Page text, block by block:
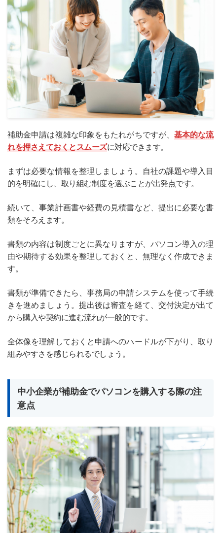
補助金申請は複雑な印象をもたれがちですが、基本的な流
れを押さえておくとスムーズに対応できます。
まずは必要な情報を整理しましょう。自社の課題や導入目
的を明確にし、取り組む制度を選ぶことが出発点です。
続いて、事業計画書や経費の見積書など、提出に必要な書
類をそろえます。
書類の内容は制度ごとに異なりますが、パソコン導入の理
由や期待する効果を整理しておくと、無理なく作成できま
す。
書類が準備できたら、事務局の申請システムを使って手続
きを進めましょう。提出後は審査を経て、交付決定が出て
から購入や契約に進む流れが一般的です。
全体像を理解しておくと申請へのハードルが下がり、取り
組みやすさを感じられるでしょう。
中小企業が補助金でパソコンを購入する際の注
意点